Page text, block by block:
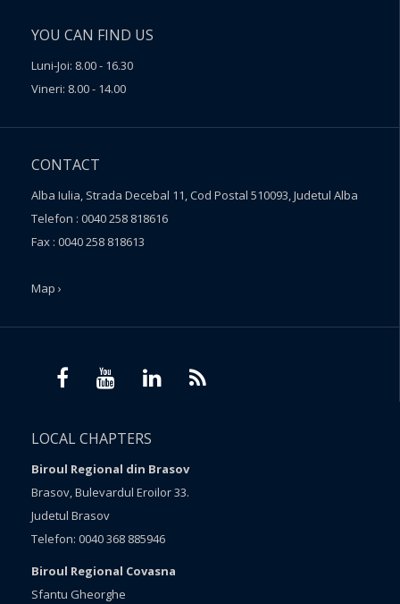
YOU CAN FIND US
Luni-Joi: 8.00 - 16.30
Vineri: 8.00 - 14.00
CONTACT
Alba Iulia, Strada Decebal 11, Cod Postal 510093, Judetul Alba
Telefon : 0040 258 818616
Fax : 0040 258 818613
Map ›
LOCAL CHAPTERS
Biroul Regional din Brasov
Brasov, Bulevardul Eroilor 33.
Judetul Brasov
Telefon: 0040 368 885946
Biroul Regional Covasna
Sfantu Gheorghe